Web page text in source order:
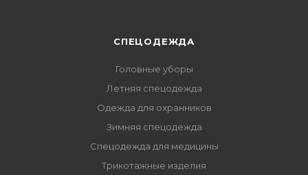
СПЕЦОДЕЖДА
Головные уборы
Летняя спецодежда
Одежда для охранников
Зимняя спецодежда
Спецодежда для медицины
Трикотажные изделия